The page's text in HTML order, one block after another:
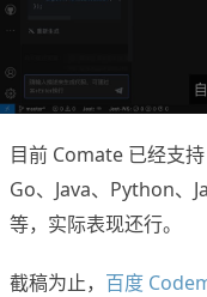
目前 Comate 已经支
Go、Java、Python、
等，实际表现还行。
截稿为止， 百度